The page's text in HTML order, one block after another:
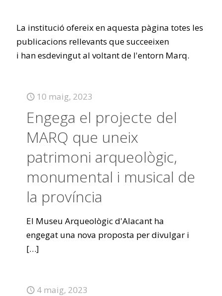
La institució ofereix en aquesta pàgina totes les
publicacions rellevants que succeeixen
i han esdevingut al voltant de l'entorn Marq.
10 maig, 2023
Engega el projecte del
MARQ que uneix
patrimoni arqueològic,
monumental i musical de
la província
El Museu Arqueològic d'Alacant ha
engegat una nova proposta per divulgar i
[…]
4 maig, 2023